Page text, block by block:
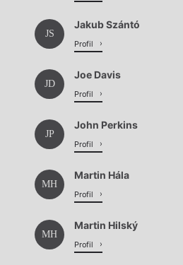
JS
Jakub Szántó
Profil
JD
Joe Davis
Profil
JP
John Perkins
Profil
MH
Martin Hála
Profil
MH
Martin Hilský
Profil